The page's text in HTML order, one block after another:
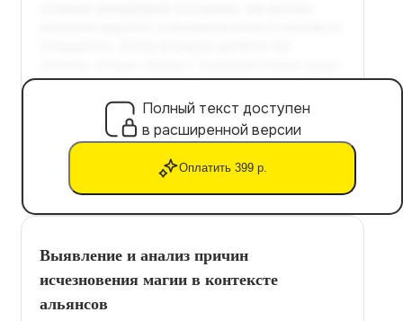
Полный текст доступен
в расширенной версии
Оплатить 399 р.
Выявление и анализ причин
исчезновения магии в контексте
альянсов